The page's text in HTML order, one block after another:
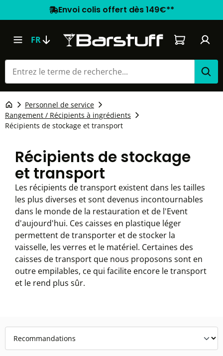
Envoi colis offert dès 149€**
FR Le panier
Personnel de service
Rangement / Récipients à ingrédients
Récipients de stockage et transport
Récipients de stockage
et transport
Les récipients de transport existent dans les tailles
les plus diverses et sont devenus incontournables
dans le monde de la restauration et de l'Event
d'aujourd'hui. Ces caisses en plastique léger
permettent de transporter et de stocker la
vaisselle, les verres et le matériel. Certaines des
caisses de transport que nous proposons sont en
outre empilables, ce qui facilite encore le transport
et le rend plus sûr.